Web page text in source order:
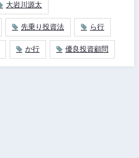
大岩川源太
先乗り投資法 ら行
か行 優良投資顧問